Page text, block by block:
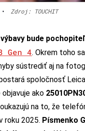
• Zdroj: TOUCHIT
bude
Gen 4. Okrem toho
sústrediť aj na
spoločnosť
ako
na to, že
roku 2025. Písmenko